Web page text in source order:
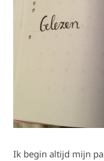
Ik begin altijd mijn